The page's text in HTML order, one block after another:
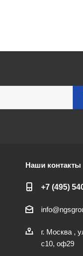
Наши контакты
+7 (495)
г. Москва ,
с10, оф29